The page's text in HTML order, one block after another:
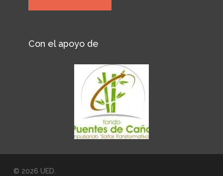
Con el apoyo de
© 2026 UED.